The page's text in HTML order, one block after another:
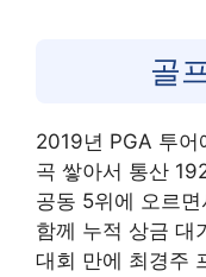
골
2019년 PGA 투어
곡 쌓아서 통산
공동 5위에 오르
함께 누적 상금 대
대회 만에 최경주